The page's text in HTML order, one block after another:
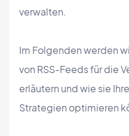
verwalten.
Im Folgenden werden
von RSS-Feeds für die
erläutern und wie sie
Strategien optimieren